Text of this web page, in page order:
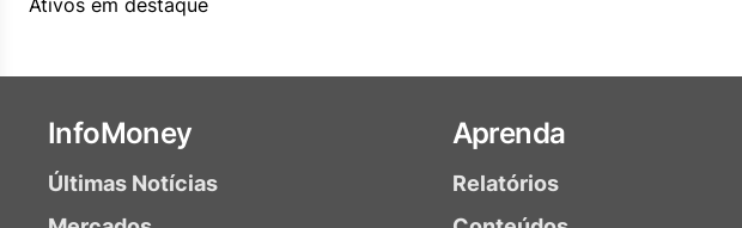
Ativos em destaque
InfoMoney
Últimas Notícias
Aprenda
Relatórios